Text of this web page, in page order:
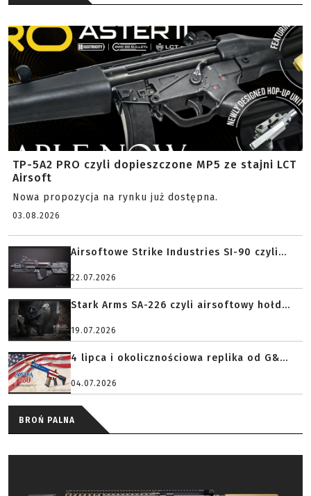
TP-5A2 PRO czyli dopieszczone MP5 ze stajni LCT
Airsoft
Nowa propozycja na rynku już dostępna.
03.08.2026
Airsoftowe Strike Industries SI-90 czyli...
22.07.2026
Stark Arms SA-226 czyli airsoftowy hołd...
19.07.2026
4 lipca i okolicznościowa replika od G&...
04.07.2026
BROŃ PALNA